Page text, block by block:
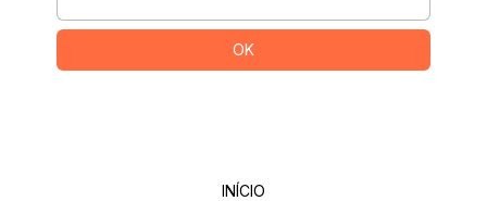
INÍCIO